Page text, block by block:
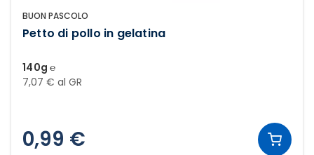
BUON PASCOLO
Petto di pollo in gelatina
140g ℮
7,07 € al GR
0,99 €